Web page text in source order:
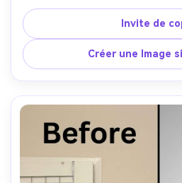
coiffure et les mêmes détails de
l'éclairage d'origine et la
des bords tranchants autour
la ligne de ceinture de
Invite de
Créer une Image